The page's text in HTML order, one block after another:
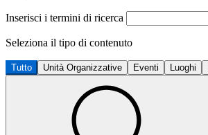
Inserisci i termini di ricerca
Seleziona il tipo di contenuto
Tutto Unità Organizzative Eventi Luoghi